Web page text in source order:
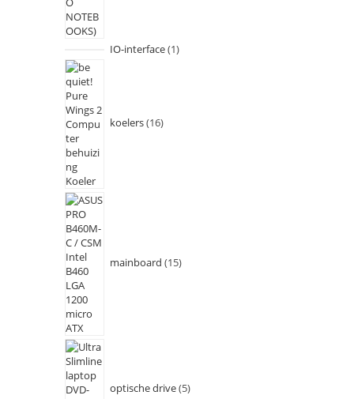
IO-interface 1
koelers 16
mainboard 15
optische drive 5